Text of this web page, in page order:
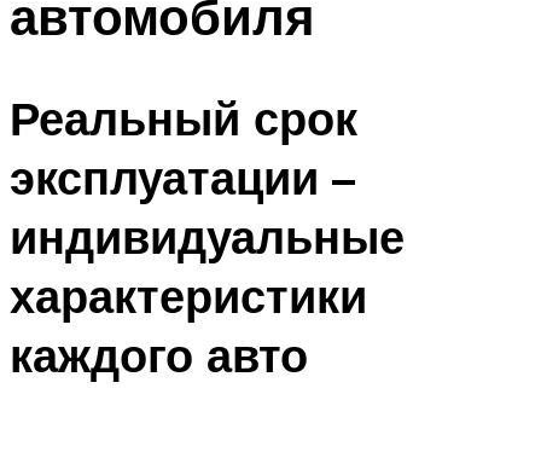
автомобиля
Реальный срок
эксплуатации –
индивидуальные
характеристики
каждого авто